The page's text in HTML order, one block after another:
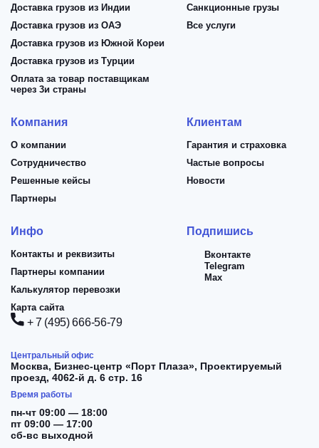
+ 7 (495) 666-56-79
Центральный офис
Москва, Бизнес-центр «Порт Плаза», Проектируемый
проезд, 4062-й д. 6 стр. 16
Время работы
пн-чт 09:00 — 18:00
пт 09:00 — 17:00
сб-вс выходной
Доставка грузов из Индии
Доставка грузов из ОАЭ
Доставка грузов из Южной Кореи
Доставка грузов из Турции
Оплата за товар поставщикам
через 3и страны
Санкционные грузы
Все услуги
Компания
О компании
Сотрудничество
Решенные кейсы
Партнеры
Клиентам
Гарантия и страховка
Частые вопросы
Новости
Инфо
Контакты и реквизиты
Партнеры компании
Калькулятор перевозки
Карта сайта
Подпишись
Вконтакте
Telegram
Max